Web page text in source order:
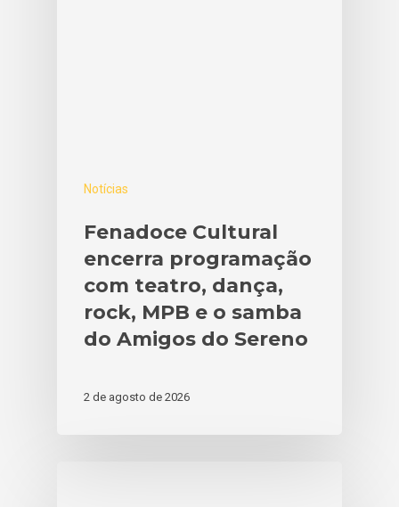
Notícias
Fenadoce Cultural
encerra programação
com teatro, dança,
rock, MPB e o samba
do Amigos do Sereno
2 de agosto de 2026